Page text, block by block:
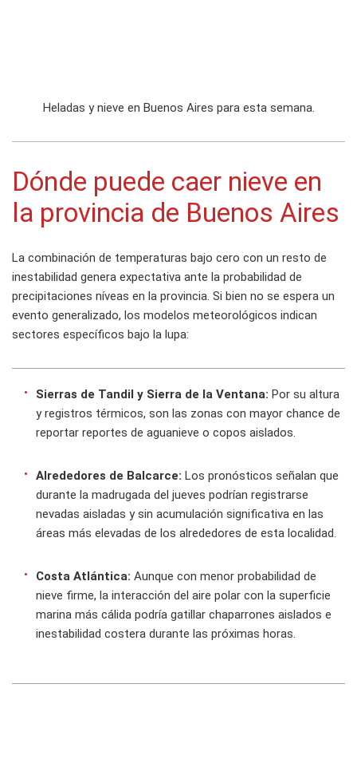
Heladas y nieve en Buenos Aires para esta semana.
Dónde puede caer nieve en
la provincia de Buenos Aires
La combinación de temperaturas bajo cero con un resto de
inestabilidad genera expectativa ante la probabilidad de
precipitaciones níveas en la provincia. Si bien no se espera un
evento generalizado, los modelos meteorológicos indican
sectores específicos bajo la lupa:
Sierras de Tandil y Sierra de la Ventana: Por su altura
y registros térmicos, son las zonas con mayor chance de
reportar reportes de aguanieve o copos aislados.
Alrededores de Balcarce: Los pronósticos señalan que
durante la madrugada del jueves podrían registrarse
nevadas aisladas y sin acumulación significativa en las
áreas más elevadas de los alrededores de esta localidad.
Costa Atlántica: Aunque con menor probabilidad de
nieve firme, la interacción del aire polar con la superficie
marina más cálida podría gatillar chaparrones aislados e
inestabilidad costera durante las próximas horas.